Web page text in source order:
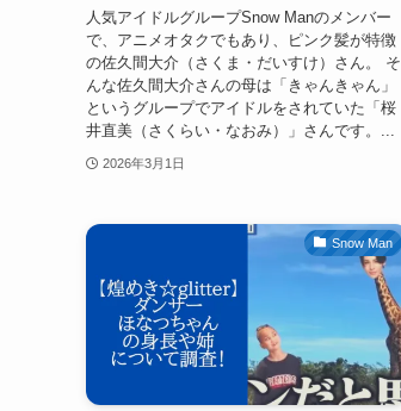
人気アイドルグループSnow Manのメンバー
で、アニメオタクでもあり、ピンク髪が特徴
の佐久間大介（さくま・だいすけ）さん。 そ
んな佐久間大介さんの母は「きゃんきゃん」
というグループでアイドルをされていた「桜
井直美（さくらい・なおみ）」さんです。...
2026年3月1日
Snow Man